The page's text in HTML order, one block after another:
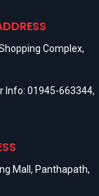
Complex,
Info: 01945-663344,
Mall, Panthapath,